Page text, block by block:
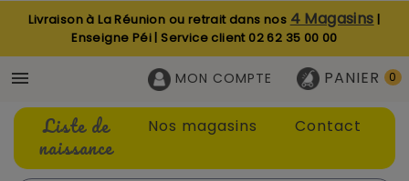
Livraison à La Réunion ou retrait dans nos 4 Magasins |
Enseigne Péi | Service client02 62 35 00 00
 PANIER 0
MON COMPTE
Liste de
naissance
Nos magasins Contact